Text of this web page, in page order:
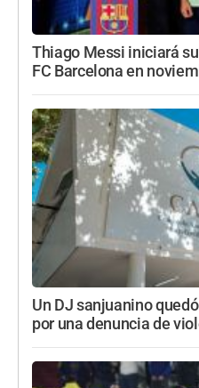
Thiago Messi iniciará
FC Barcelona en
Un DJ sanjuanino
por una denuncia de